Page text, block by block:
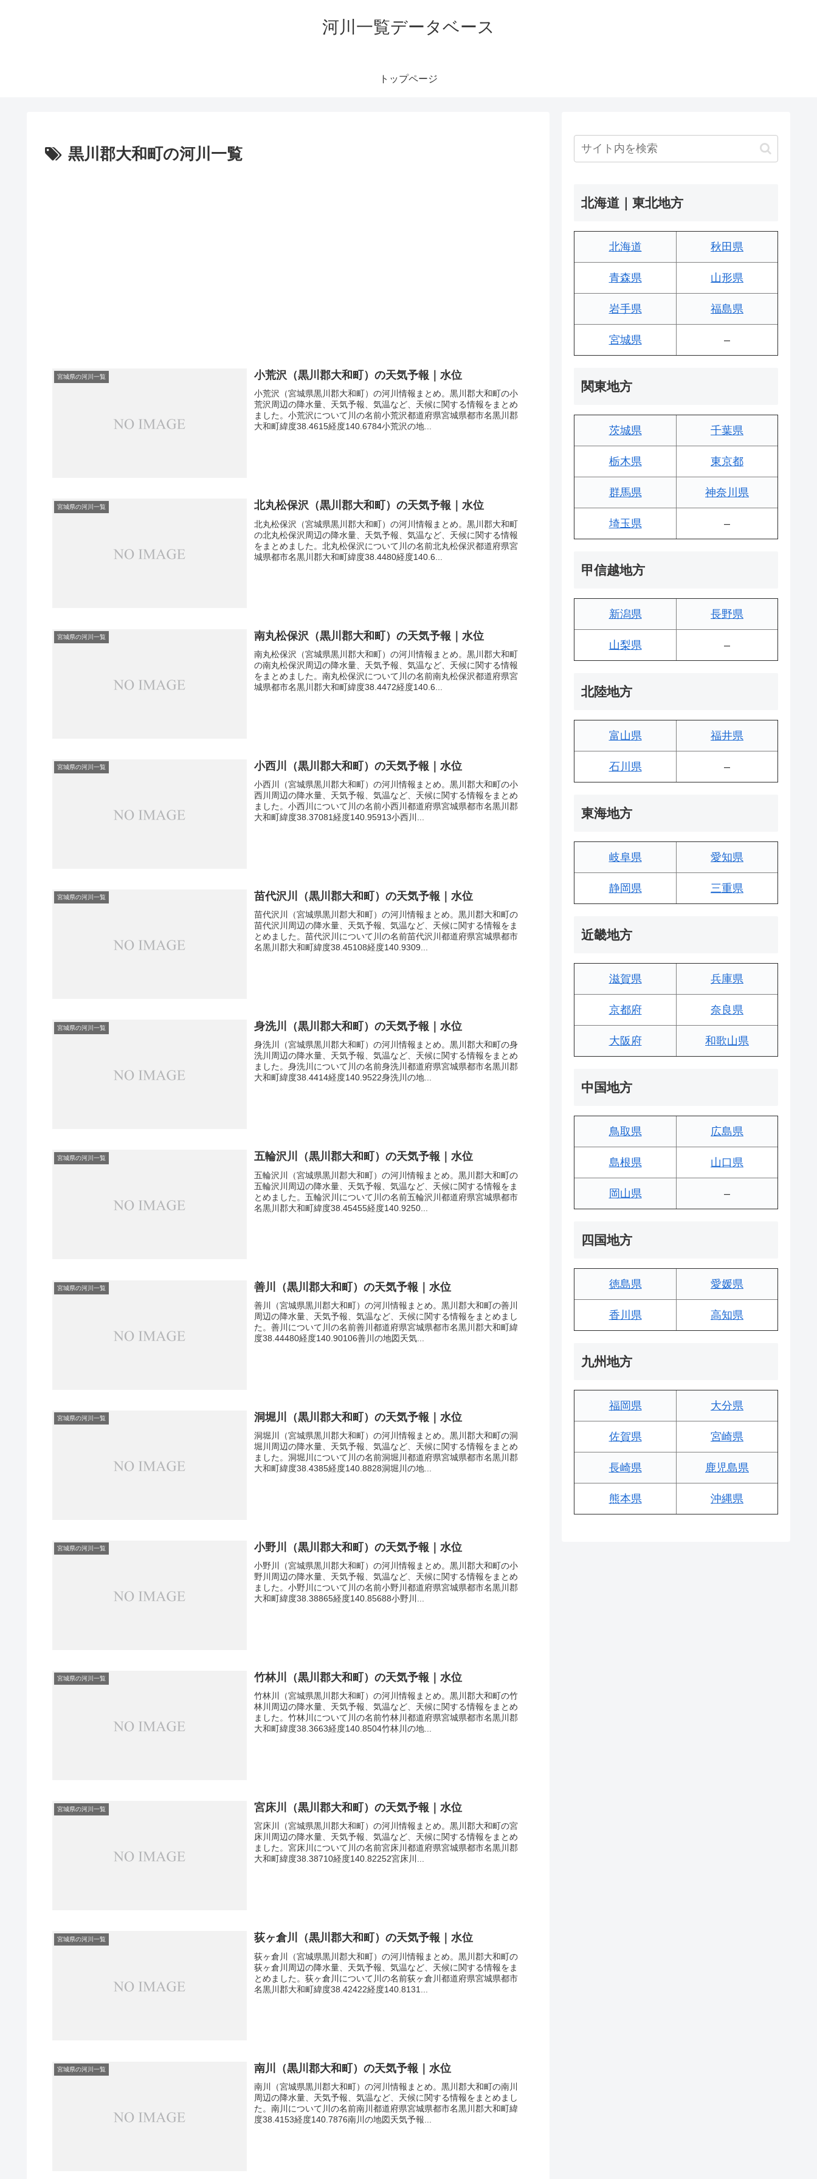
河川一覧データベース
トップページ
黒川郡大和町の河川一覧
宮城県の河川一覧 小荒沢（黒川郡大和町）の天気予報｜水位
小荒沢（宮城県黒川郡大和町）の河川情報まとめ。黒川郡大和町の小
荒沢周辺の降水量、天気予報、気温など、天候に関する情報をまとめ
ました。小荒沢について川の名前小荒沢都道府県宮城県都市名黒川郡
大和町緯度38.4615経度140.6784小荒沢の地...
宮城県の河川一覧 北丸松保沢（黒川郡大和町）の天気予報｜水位
北丸松保沢（宮城県黒川郡大和町）の河川情報まとめ。黒川郡大和町
の北丸松保沢周辺の降水量、天気予報、気温など、天候に関する情報
をまとめました。北丸松保沢について川の名前北丸松保沢都道府県宮
城県都市名黒川郡大和町緯度38.4480経度140.6...
宮城県の河川一覧 南丸松保沢（黒川郡大和町）の天気予報｜水位
南丸松保沢（宮城県黒川郡大和町）の河川情報まとめ。黒川郡大和町
の南丸松保沢周辺の降水量、天気予報、気温など、天候に関する情報
をまとめました。南丸松保沢について川の名前南丸松保沢都道府県宮
城県都市名黒川郡大和町緯度38.4472経度140.6...
宮城県の河川一覧 小西川（黒川郡大和町）の天気予報｜水位
小西川（宮城県黒川郡大和町）の河川情報まとめ。黒川郡大和町の小
西川周辺の降水量、天気予報、気温など、天候に関する情報をまとめ
ました。小西川について川の名前小西川都道府県宮城県都市名黒川郡
大和町緯度38.37081経度140.95913小西川...
宮城県の河川一覧 苗代沢川（黒川郡大和町）の天気予報｜水位
苗代沢川（宮城県黒川郡大和町）の河川情報まとめ。黒川郡大和町の
苗代沢川周辺の降水量、天気予報、気温など、天候に関する情報をま
とめました。苗代沢川について川の名前苗代沢川都道府県宮城県都市
名黒川郡大和町緯度38.45108経度140.9309...
宮城県の河川一覧 身洗川（黒川郡大和町）の天気予報｜水位
身洗川（宮城県黒川郡大和町）の河川情報まとめ。黒川郡大和町の身
洗川周辺の降水量、天気予報、気温など、天候に関する情報をまとめ
ました。身洗川について川の名前身洗川都道府県宮城県都市名黒川郡
大和町緯度38.4414経度140.9522身洗川の地...
宮城県の河川一覧 五輪沢川（黒川郡大和町）の天気予報｜水位
五輪沢川（宮城県黒川郡大和町）の河川情報まとめ。黒川郡大和町の
五輪沢川周辺の降水量、天気予報、気温など、天候に関する情報をま
とめました。五輪沢川について川の名前五輪沢川都道府県宮城県都市
名黒川郡大和町緯度38.45455経度140.9250...
宮城県の河川一覧 善川（黒川郡大和町）の天気予報｜水位
善川（宮城県黒川郡大和町）の河川情報まとめ。黒川郡大和町の善川
周辺の降水量、天気予報、気温など、天候に関する情報をまとめまし
た。善川について川の名前善川都道府県宮城県都市名黒川郡大和町緯
度38.44480経度140.90106善川の地図天気...
宮城県の河川一覧 洞堀川（黒川郡大和町）の天気予報｜水位
洞堀川（宮城県黒川郡大和町）の河川情報まとめ。黒川郡大和町の洞
堀川周辺の降水量、天気予報、気温など、天候に関する情報をまとめ
ました。洞堀川について川の名前洞堀川都道府県宮城県都市名黒川郡
大和町緯度38.4385経度140.8828洞堀川の地...
宮城県の河川一覧 小野川（黒川郡大和町）の天気予報｜水位
小野川（宮城県黒川郡大和町）の河川情報まとめ。黒川郡大和町の小
野川周辺の降水量、天気予報、気温など、天候に関する情報をまとめ
ました。小野川について川の名前小野川都道府県宮城県都市名黒川郡
大和町緯度38.38865経度140.85688小野川...
宮城県の河川一覧 竹林川（黒川郡大和町）の天気予報｜水位
竹林川（宮城県黒川郡大和町）の河川情報まとめ。黒川郡大和町の竹
林川周辺の降水量、天気予報、気温など、天候に関する情報をまとめ
ました。竹林川について川の名前竹林川都道府県宮城県都市名黒川郡
大和町緯度38.3663経度140.8504竹林川の地...
宮城県の河川一覧 宮床川（黒川郡大和町）の天気予報｜水位
宮床川（宮城県黒川郡大和町）の河川情報まとめ。黒川郡大和町の宮
床川周辺の降水量、天気予報、気温など、天候に関する情報をまとめ
ました。宮床川について川の名前宮床川都道府県宮城県都市名黒川郡
大和町緯度38.38710経度140.82252宮床川...
宮城県の河川一覧 荻ヶ倉川（黒川郡大和町）の天気予報｜水位
荻ヶ倉川（宮城県黒川郡大和町）の河川情報まとめ。黒川郡大和町の
荻ヶ倉川周辺の降水量、天気予報、気温など、天候に関する情報をま
とめました。荻ヶ倉川について川の名前荻ヶ倉川都道府県宮城県都市
名黒川郡大和町緯度38.42422経度140.8131...
宮城県の河川一覧 南川（黒川郡大和町）の天気予報｜水位
南川（宮城県黒川郡大和町）の河川情報まとめ。黒川郡大和町の南川
周辺の降水量、天気予報、気温など、天候に関する情報をまとめまし
た。南川について川の名前南川都道府県宮城県都市名黒川郡大和町緯
度38.4153経度140.7876南川の地図天気予報...
北海道｜東北地方
北海道 秋田県
青森県 山形県
岩手県 福島県
宮城県 –
関東地方
茨城県 千葉県
栃木県 東京都
群馬県 神奈川県
埼玉県 –
甲信越地方
新潟県 長野県
山梨県 –
北陸地方
富山県 福井県
石川県 –
東海地方
岐阜県 愛知県
静岡県 三重県
近畿地方
滋賀県 兵庫県
京都府 奈良県
大阪府 和歌山県
中国地方
鳥取県 広島県
島根県 山口県
岡山県 –
四国地方
徳島県 愛媛県
香川県 高知県
九州地方
福岡県 大分県
佐賀県 宮崎県
長崎県 鹿児島県
熊本県 沖縄県